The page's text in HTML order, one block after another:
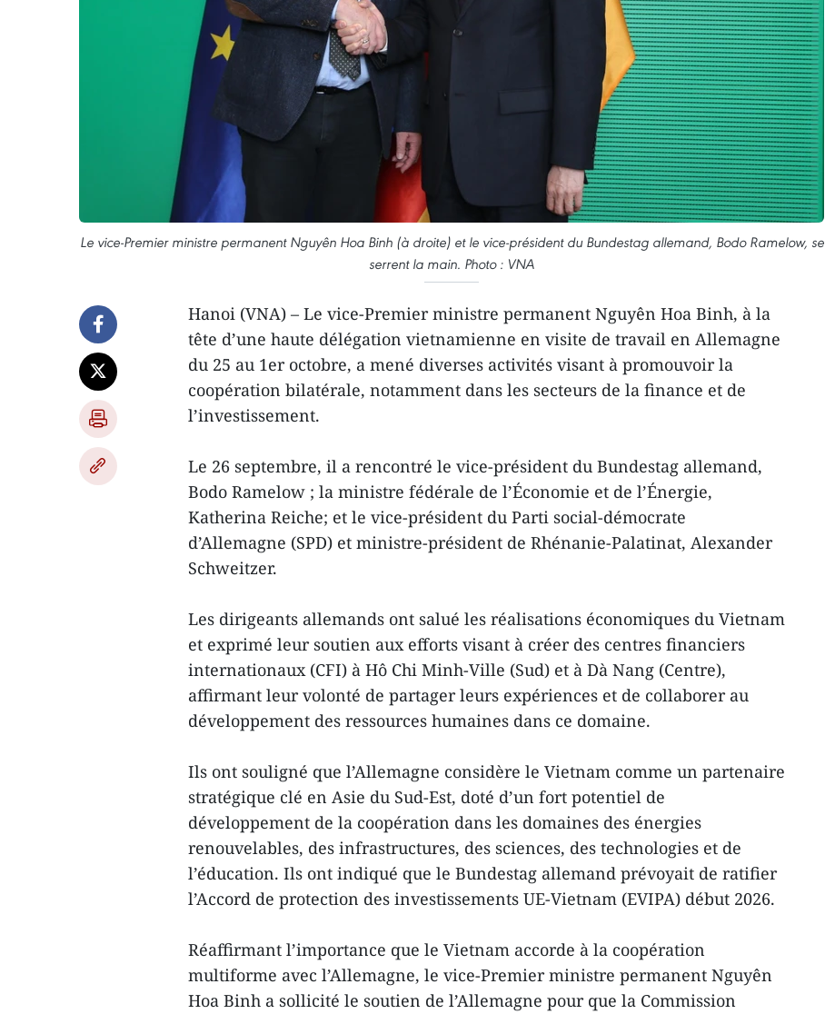
Le vice-Premier ministre permanent Nguyên Hoa Binh (à droite) et le vice-président du Bundestag allemand, Bodo Ramelow, se
serrent la main. Photo : VNA
Hanoi (VNA) – Le vice-Premier ministre permanent Nguyên Hoa Binh, à la
tête d’une haute délégation vietnamienne en visite de travail en Allemagne
du 25 au 1er octobre, a mené diverses activités visant à promouvoir la
coopération bilatérale, notamment dans les secteurs de la finance et de
l’investissement.
Le 26 septembre, il a rencontré le vice-président du Bundestag allemand,
Bodo Ramelow ; la ministre fédérale de l’Économie et de l’Énergie,
Katherina Reiche; et le vice-président du Parti social-démocrate
d’Allemagne (SPD) et ministre-président de Rhénanie-Palatinat, Alexander
Schweitzer.
Les dirigeants allemands ont salué les réalisations économiques du Vietnam
et exprimé leur soutien aux efforts visant à créer des centres financiers
internationaux (CFI) à Hô Chi Minh-Ville (Sud) et à Dà Nang (Centre),
affirmant leur volonté de partager leurs expériences et de collaborer au
développement des ressources humaines dans ce domaine.
Ils ont souligné que l’Allemagne considère le Vietnam comme un partenaire
stratégique clé en Asie du Sud-Est, doté d’un fort potentiel de
développement de la coopération dans les domaines des énergies
renouvelables, des infrastructures, des sciences, des technologies et de
l’éducation. Ils ont indiqué que le Bundestag allemand prévoyait de ratifier
l’Accord de protection des investissements UE-Vietnam (EVIPA) début 2026.
Réaffirmant l’importance que le Vietnam accorde à la coopération
multiforme avec l’Allemagne, le vice-Premier ministre permanent Nguyên
Hoa Binh a sollicité le soutien de l’Allemagne pour que la Commission